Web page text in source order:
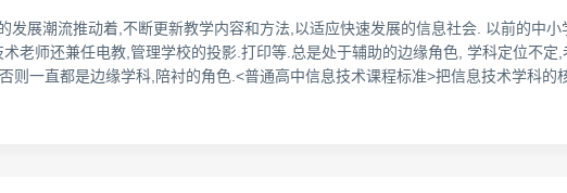
展潮流推动着,不断更新教学内容和方法,以适应快速发展的信息社会. 以前的中小
老师还兼任电教,管理学校的投影.打印等.总是处于辅助的边缘角色, 学科定位不定
则一直都是边缘学科,陪衬的角色.<普通高中信息技术课程标准>把信息技术学科的